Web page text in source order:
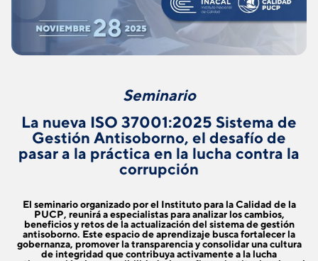
Seminario
La nueva ISO 37001:2025 Sistema de
Gestión Antisoborno, el desafío de
pasar a la práctica en la lucha contra la
corrupción
El seminario organizado por el Instituto para la Calidad de la
PUCP, reunirá a especialistas para analizar los cambios,
beneficios y retos de la actualización del sistema de gestión
antisoborno. Este espacio de aprendizaje busca fortalecer la
gobernanza, promover la transparencia y consolidar una cultura
de integridad que contribuya activamente a la lucha